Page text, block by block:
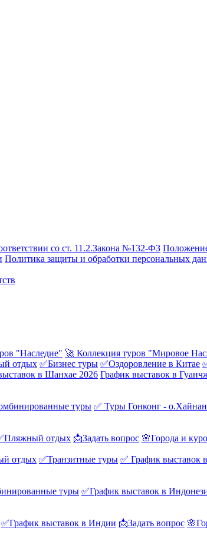
со ст. 11.2.Закона №132-ФЗ
Политика защиты и обработки персональных
"Наследие" 🚀 Коллекция туров "Мировое
отдых ✅Бизнес туры ✅Оздоровление в Китае
в Шанхае 2026 График выставок в
туры ✅ Туры Гонконг -
отдых 📩Задать вопрос 🌸Города и
отдых ✅Транзитные туры ✅ График выставок
туры ✅График выставок в
✅График выставок в Индии 📩Задать вопрос